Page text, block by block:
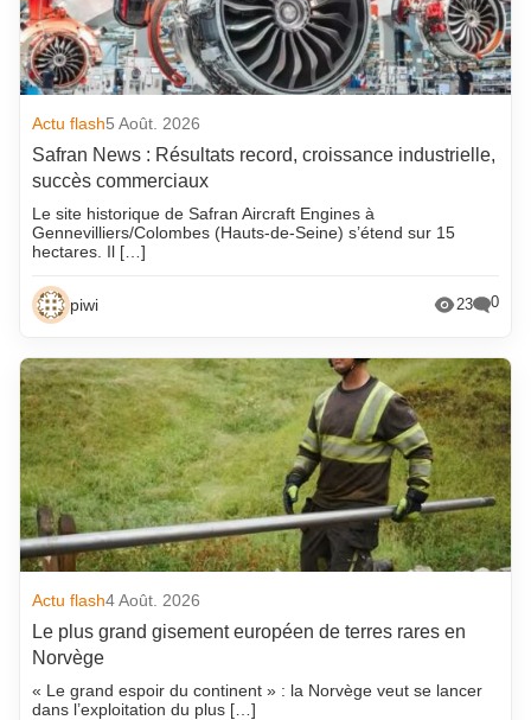
Actu flash5 Août. 2026
Safran News : Résultats record, croissance industrielle,
succès commerciaux
Le site historique de Safran Aircraft Engines à
Gennevilliers/Colombes (Hauts-de-Seine) s’étend sur 15
hectares. Il […]
piwi 23 0
Actu flash4 Août. 2026
Le plus grand gisement européen de terres rares en
Norvège
« Le grand espoir du continent » : la Norvège veut se lancer
dans l’exploitation du plus […]